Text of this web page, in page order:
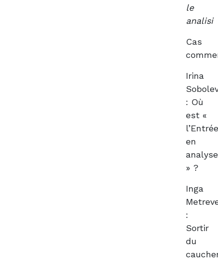
le
analisi
Cas
Irina
: Où
est «
en
analyse
» ?
Inga
:
Sortir
du